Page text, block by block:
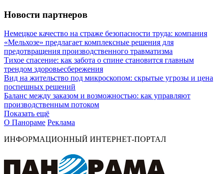
Новости партнеров
Немецкое качество на страже безопасности труда: компания
«Мельхозе» предлагает комплексные решения для
предотвращения производственного травматизма
Тихое спасение: как забота о спине становится главным
трендом здоровьесбережения
Вид на жительство под микроскопом: скрытые угрозы и цена
поспешных решений
Баланс между заказом и возможностью: как управляют
производственным потоком
Показать ещё
О Панораме Реклама
ИНФОРМАЦИОННЫЙ ИНТЕРНЕТ-ПОРТАЛ